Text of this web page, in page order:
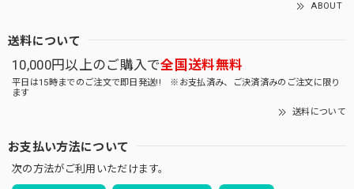
ABOUT
送料について
10,000円以上のご購入で全国送料無料
平日は15時までのご注文で即日発送!! ※お支払済み、ご決済済みのご注文に限り
ます
送料について
お支払い方法について
次の方法がご利用いただけます。